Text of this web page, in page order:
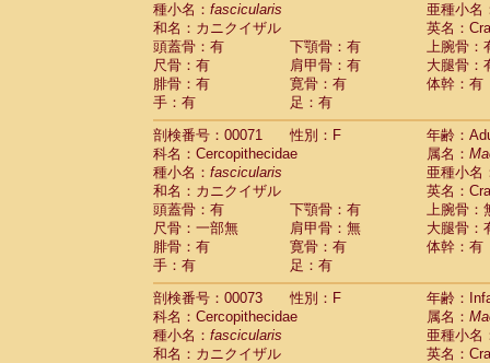
種小名： fascicularis
亜種小名
和名：カニクイザル
英名：
頭蓋骨：有
下顎骨：有
上腕骨：
尺骨：有
肩甲骨：有
大腿骨：
腓骨：有
寛骨：有
体幹：有
手：有
足：有
剖検番号：00071
性別：F
年齢：
科名：Cercopithecidae
属名：
種小名： fascicularis
亜種小名
和名：カニクイザル
英名：
頭蓋骨：有
下顎骨：有
上腕骨：
尺骨：一部無
肩甲骨：無
大腿骨：
腓骨：有
寛骨：有
体幹：有
手：有
足：有
剖検番号：00073
性別：F
年齢：
科名：Cercopithecidae
属名：
種小名： fascicularis
亜種小名
和名：カニクイザル
英名：